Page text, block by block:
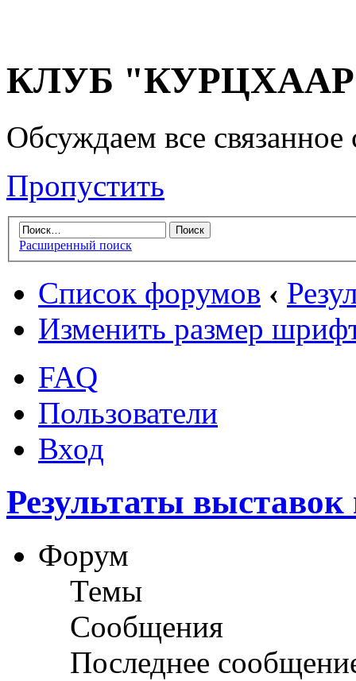
КЛУБ "КУРЦХААР"
Обсуждаем все
Пропустить
Расширенный поиск
Список форумов ‹
Изменить размер
FAQ
Пользователи
Вход
Результаты выставок
Форум
Темы
Сообщения
Последнее